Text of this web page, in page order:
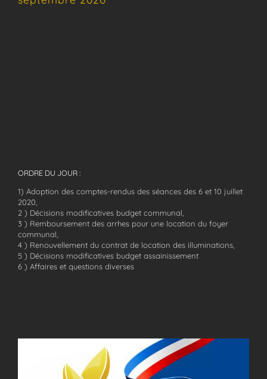
ORDRE DU JOUR :
1) Adoption des comptes-rendus des séances des 6 et 10 juillet
2020,
2 ) Décisions modificatives budget communal,
3 ) Remboursement des arrhes pour une location du foyer
communal,
4 ) Renouvellement du contrat de location des illuminations,
5 ) Décisions modificatives budget assainissement
6 ) Affaires et questions diverses